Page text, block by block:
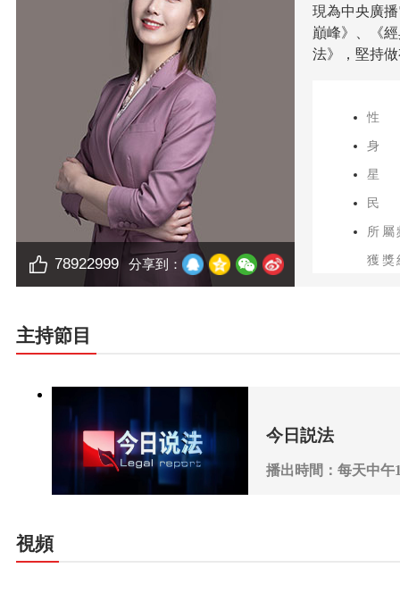
78922999 分享到：
現為中央廣
巔峰》、《
法》，堅持
性
身
星
民
所屬
獲獎
主持節目
今日説法
播出時間：每天中午
視頻